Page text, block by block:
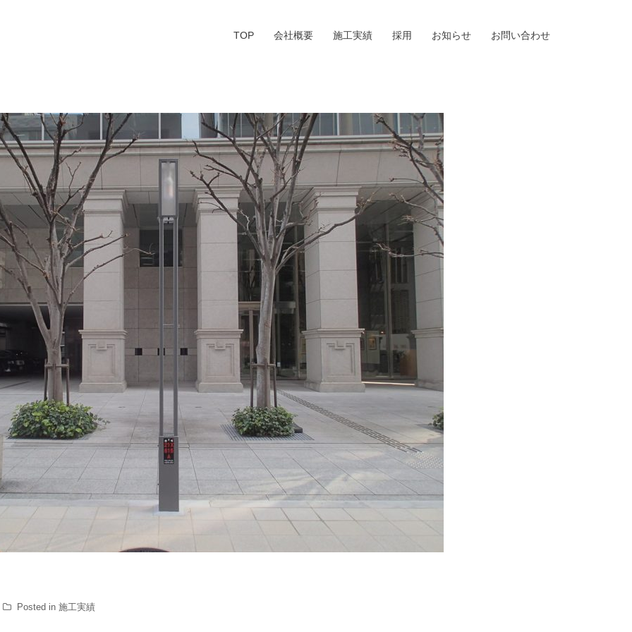
TOP 会社概要 施工実績 採用 お知らせ お問い合わせ
Posted in 施工実績